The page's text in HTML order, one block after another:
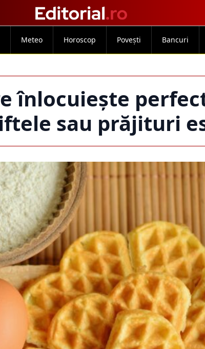
Meteo Horoscop Povești Bancuri
înlocuiește
sau prăjituri